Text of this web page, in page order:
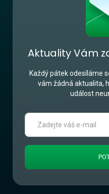
Aktuality Vám
Každý pátek odesíláme
vám žádná aktualita,
událost